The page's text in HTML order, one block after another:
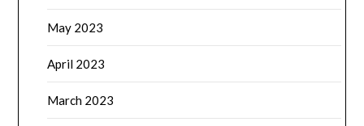
May 2023
April 2023
March 2023